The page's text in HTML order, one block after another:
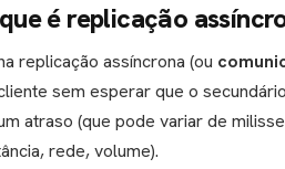
é replicação
replicação assíncrona (ou
sem esperar que o
atraso (que pode variar de
rede, volume).